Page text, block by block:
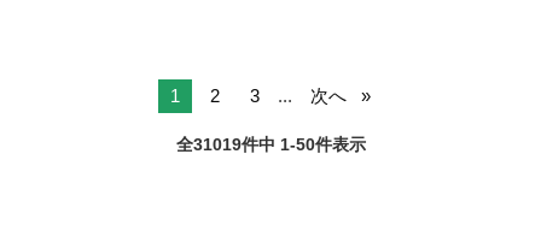
1 2 3 ... 次へ
全31019件中 1-50件表示